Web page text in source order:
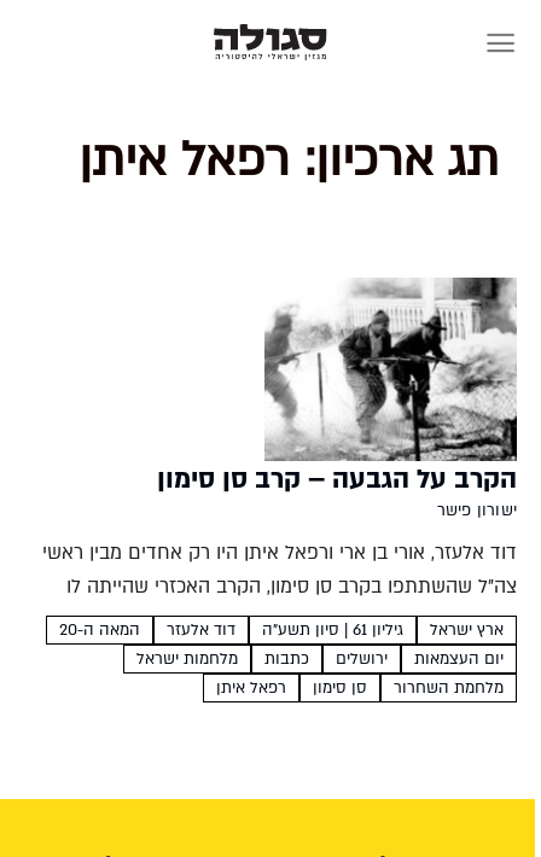
תג ארכיון: רפאל איתן
הקרב על הגבעה – קרב סן סימון
ישורון פישר
דוד אלעזר, אורי בן ארי ורפאל איתן היו רק אחדים מבין ראשי
צה"ל שהשתתפו בקרב סן סימון, הקרב האכזרי שהייתה לו
השפעה מכרעת על גורלה של ירושלים במלחמת השחרור.
המיתוס שצמח מאותו ליל דמים על...
ארץ ישראל גיליון 61 | סיון תשע"ה דוד אלעזר
המאה ה-20
יום העצמאות
ירושלים כתבות
מלחמות ישראל
מלחמת השחרור
סן סימון רפאל איתן